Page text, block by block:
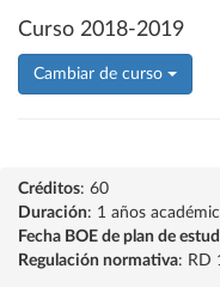
Curso 2018-2019
Cambiar de curso
Créditos: 60
Duración: 1 años
Fecha BOE de plan de
Regulación normativa: RD